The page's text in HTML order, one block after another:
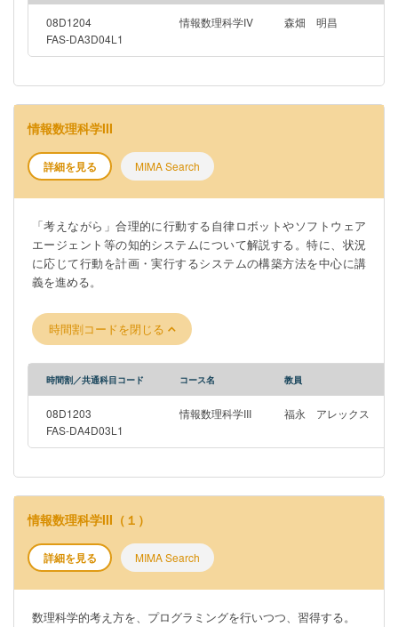
08D1204
FAS-DA3D04L1
情報数理科学IV 森畑 明昌
情報数理科学III
詳細を見る MIMA Search
「考えながら」合理的に行動する自律ロボットやソフトウェア
エージェント等の知的システムについて解説する。特に、状況
に応じて行動を計画・実行するシステムの構築方法を中心に講
義を進める。
時間割コードを閉じる
時間割／共通科目コード コース名 教員
08D1203
FAS-DA4D03L1
情報数理科学III 福永 アレックス
情報数理科学III（１）
詳細を見る MIMA Search
数理科学的考え方を、プログラミングを行いつつ、習得する。